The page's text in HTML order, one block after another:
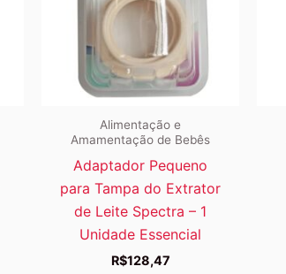
Alimentação e
Amamentação de Bebês
Adaptador Pequeno
para Tampa do Extrator
de Leite Spectra – 1
Unidade Essencial
R$128,47